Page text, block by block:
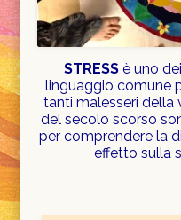
STRESS è uno
linguaggio comune
tanti malesseri della
del secolo scorso
per comprendere la
effetto sulla